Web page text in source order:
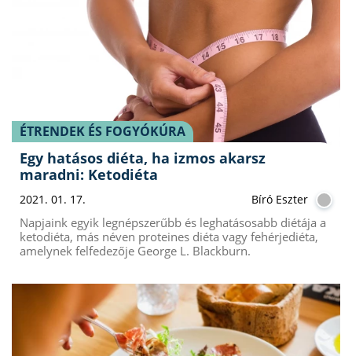
ÉTRENDEK ÉS FOGYÓKÚRA
Egy hatásos diéta, ha izmos akarsz
maradni: Ketodiéta
2021. 01. 17. Bíró Eszter
Napjaink egyik legnépszerűbb és leghatásosabb diétája a
ketodiéta, más néven proteines diéta vagy fehérjediéta,
amelynek felfedezője George L. Blackburn.